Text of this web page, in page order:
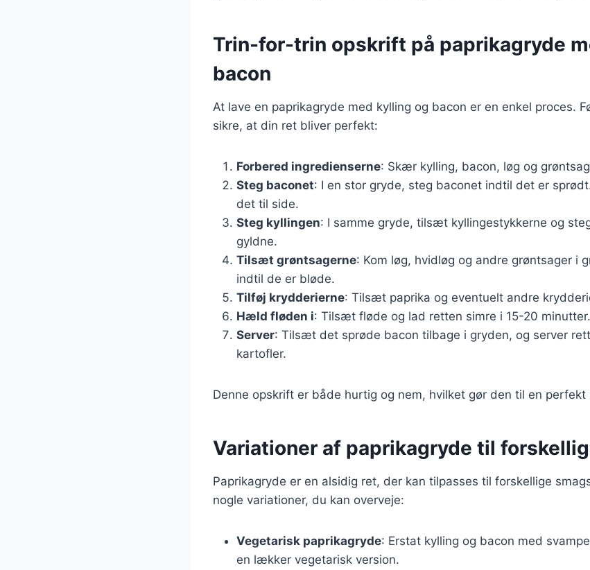
Trin-for-trin opskrift på paprikagryde
bacon
At lave en paprikagryde med kylling og bacon er en enkel proces.
sikre, at din ret bliver perfekt:
Forbered ingredienserne: Skær kylling, bacon, løg og
Steg baconet: I en stor gryde, steg baconet indtil det er
det til side.
Steg kyllingen: I samme gryde, tilsæt kyllingestykkerne og
gyldne.
Tilsæt grøntsagerne: Kom løg, hvidløg og andre grøntsager i
indtil de er bløde.
Tilføj krydderierne: Tilsæt paprika og eventuelt andre
Hæld fløden i: Tilsæt fløde og lad retten simre i 15-20 minutter.
Server: Tilsæt det sprøde bacon tilbage i gryden, og server
kartofler.
Denne opskrift er både hurtig og nem, hvilket gør den til en perfekt
Variationer af paprikagryde til
Paprikagryde er en alsidig ret, der kan tilpasses til forskellige
nogle variationer, du kan overveje:
Vegetarisk paprikagryde: Erstat kylling og bacon med
en lækker vegetarisk version.